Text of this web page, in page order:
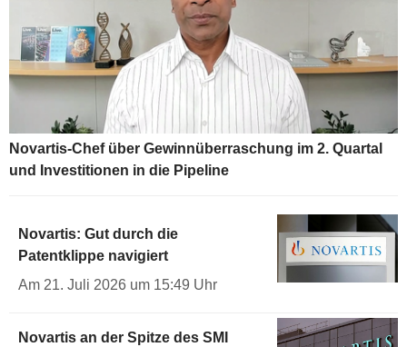
Novartis-Chef über Gewinnüberraschung im 2. Quartal
und Investitionen in die Pipeline
Novartis: Gut durch die
Patentklippe navigiert
Am 21. Juli 2026 um 15:49 Uhr
Novartis an der Spitze des SMI